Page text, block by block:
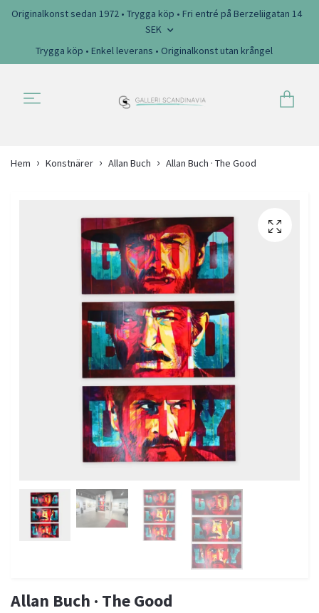
Originalkonst sedan 1972 • Trygga köp • Fri entré på Berzeliigatan 14
SEK
Trygga köp • Enkel leverans • Originalkonst utan krångel
Hem Konstnärer Allan Buch Allan Buch · The Good
Allan Buch · The Good